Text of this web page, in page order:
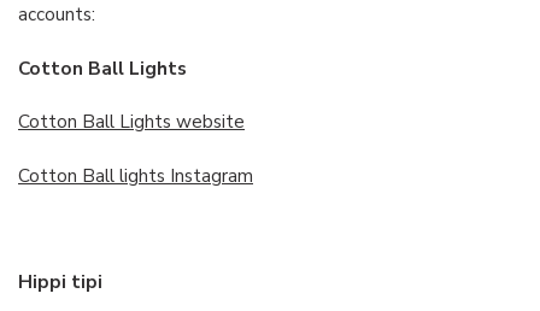
accounts:
Cotton Ball Lights
Cotton Ball Lights website
Cotton Ball lights Instagram
Hippi tipi